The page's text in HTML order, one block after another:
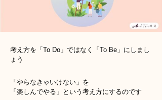
考え方を「To Do」ではなく「To Be」にしまし
ょう
「やらなきゃいけない」を
「楽しんでやる」という考え方にするのです